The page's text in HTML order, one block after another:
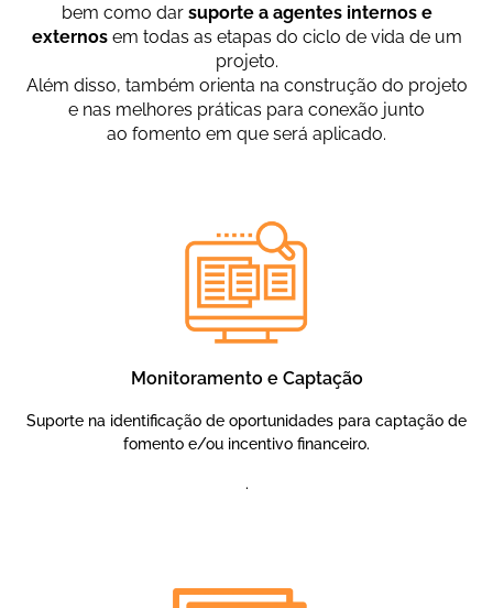
bem como dar suporte a agentes internos e
externosem todas as etapas do ciclo de vida de um
projeto.
Além disso, também orienta na construção do projeto
e nas melhores práticas para conexão junto
ao fomento em que será aplicado.
Monitoramento e Captação
Suporte na identificação de oportunidades para captação de
fomento e/ou incentivo financeiro.
.